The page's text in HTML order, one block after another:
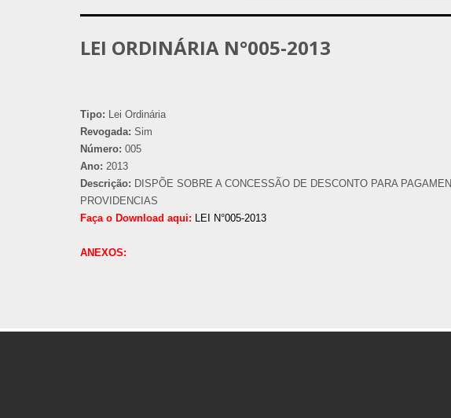
LEI ORDINÁRIA N°005-2013
Tipo: Lei Ordinária
Revogada: Sim
Número: 005
Ano: 2013
Descrição: DISPÕE SOBRE A CONCESSÃO DE DESCONTO PARA
PROVIDENCIAS
Faça o Download aqui: LEI N°005-2013
ANEXOS: